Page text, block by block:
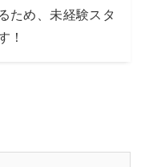
ため、未経験スタ
！